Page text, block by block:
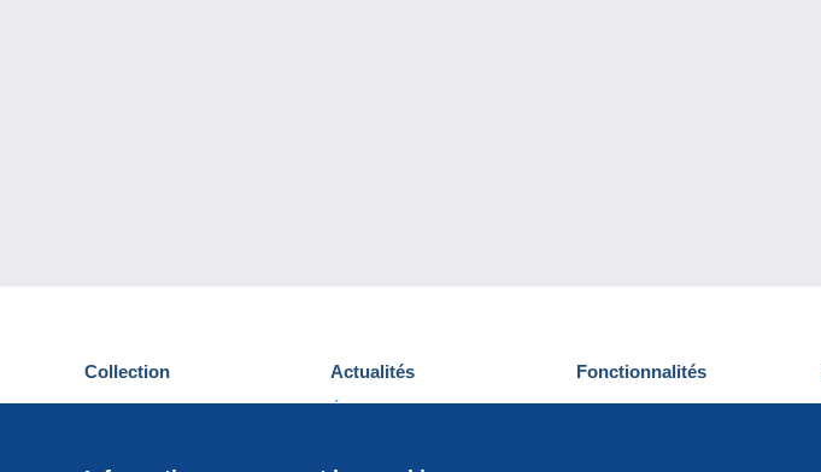
Collection
Cartes postales
Actualités
Événements Delcampe
Fonctionnalités
Nouveautés